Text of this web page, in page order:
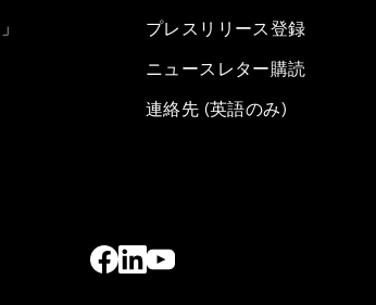
プレスリリース登録
ニュースレター購読
連絡先 (英語のみ)